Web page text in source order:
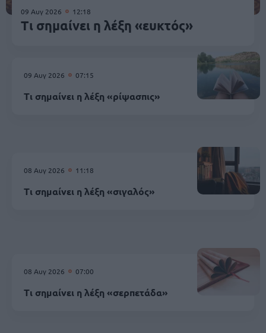
09 Αυγ 2026 12:18
Τι σημαίνει η λέξη «ευκτός»
09 Αυγ 2026 07:15
Τι σημαίνει η λέξη «ρίψασπις»
08 Αυγ 2026 11:18
Τι σημαίνει η λέξη «σιγαλός»
08 Αυγ 2026 07:00
Τι σημαίνει η λέξη «σερπετάδα»